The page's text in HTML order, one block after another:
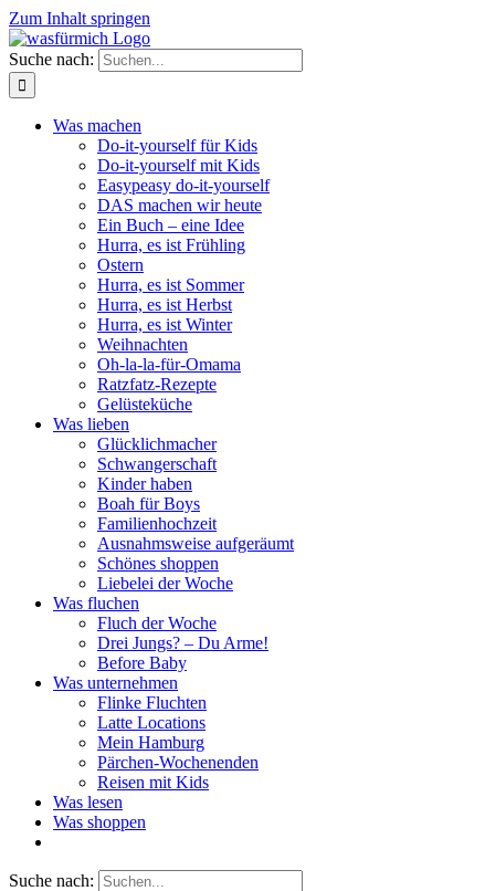
Zum Inhalt springen
Suche nach:
Was machen
Do-it-yourself für Kids
Do-it-yourself mit Kids
Easypeasy do-it-yourself
DAS machen wir heute
Ein Buch – eine Idee
Hurra, es ist Frühling
Ostern
Hurra, es ist Sommer
Hurra, es ist Herbst
Hurra, es ist Winter
Weihnachten
Oh-la-la-für-Omama
Ratzfatz-Rezepte
Gelüsteküche
Was lieben
Glücklichmacher
Schwangerschaft
Kinder haben
Boah für Boys
Familienhochzeit
Ausnahmsweise aufgeräumt
Schönes shoppen
Liebelei der Woche
Was fluchen
Fluch der Woche
Drei Jungs? – Du Arme!
Before Baby
Was unternehmen
Flinke Fluchten
Latte Locations
Mein Hamburg
Pärchen-Wochenenden
Reisen mit Kids
Was lesen
Was shoppen
Suche nach: